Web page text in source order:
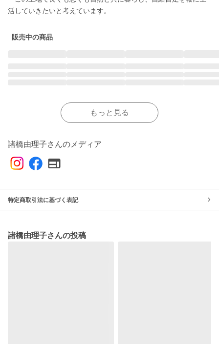
活していきたいと考えています。
販売中の商品
もっと見る
諸橋由理子さんのメディア
特定商取引法に基づく表記
諸橋由理子さんの投稿